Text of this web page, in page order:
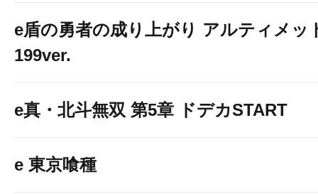
e盾の勇者の成り上がり アルティメッ
199ver.
e真・北斗無双 第5章 ドデカSTART
e 東京喰種